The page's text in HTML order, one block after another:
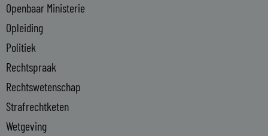
Openbaar Ministerie
Opleiding
Politiek
Rechtspraak
Rechtswetenschap
Strafrechtketen
Wetgeving